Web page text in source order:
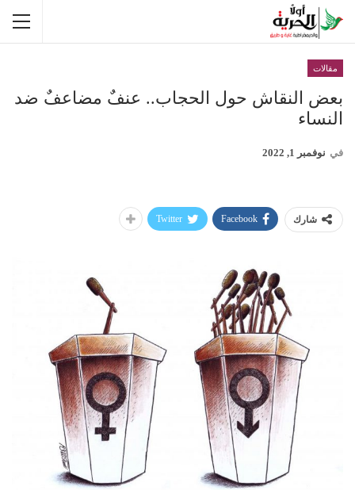
مقالات
بعض النقاش حول الحجاب.. عنفٌ مضاعفٌ ضد
النساء
في نوفمبر 1, 2022
شارك Facebook
Twitter